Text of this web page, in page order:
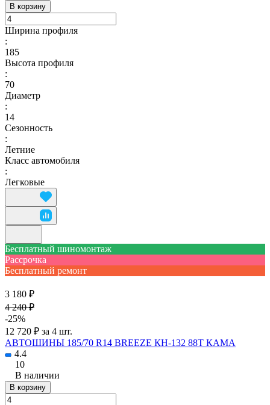
В корзину
Ширина профиля
:
185
Высота профиля
:
70
Диаметр
:
14
Сезонность
:
Летние
Класс автомобиля
:
Легковые
Бесплатный шиномонтаж
Рассрочка
Бесплатный ремонт
3 180 ₽
4 240 ₽
-25%
12 720 ₽ за 4 шт.
АВТОШИНЫ 185/70 R14 BREEZE КН-132 88T КАМА
4.4
10
В наличии
В корзину